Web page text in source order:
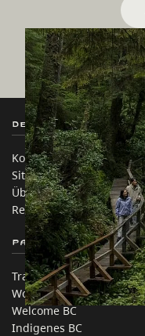
Destination BC
Kontakt
Sitemap
Über uns
Rechtliches & Richtlinien
Partnerseiten
Trade & Invest BC
Work BC
Welcome BC
Indigenes BC